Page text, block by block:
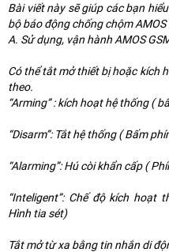
Bài viết này sẽ giúp các bạn
bộ báo động chống chộm AMOS
A. Sử dụng, vận hành AMOS
Có thể tắt mở thiết bị hoặc kích
theo.
“Arming” : kích hoạt hệ thống (
“Disarm”: Tắt hệ thống ( Bấm
“Alarming”: Hú còi khẩn cấp (
“Inteligent”: Chế độ kích
Hình tia sét)
Tắt mở từ xa bằng tin nhắn di